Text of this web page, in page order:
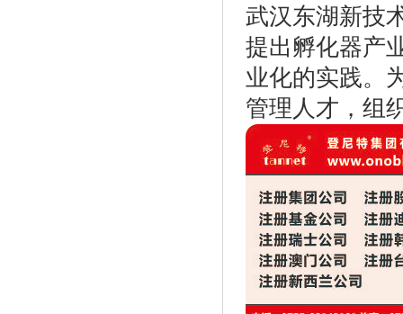
武汉东湖新技
提出孵化器产
业化的实践。
管理人才，组